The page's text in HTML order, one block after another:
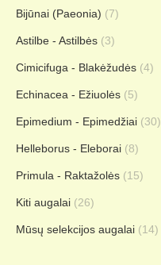
Bijūnai (Paeonia) (7)
Astilbe - Astilbės (3)
Cimicifuga - Blakėžudės (4)
Echinacea - Ežiuolės (5)
Epimedium - Epimedžiai (30)
Helleborus - Eleborai (8)
Primula - Raktažolės (15)
Kiti augalai (26)
Mūsų selekcijos augalai (14)